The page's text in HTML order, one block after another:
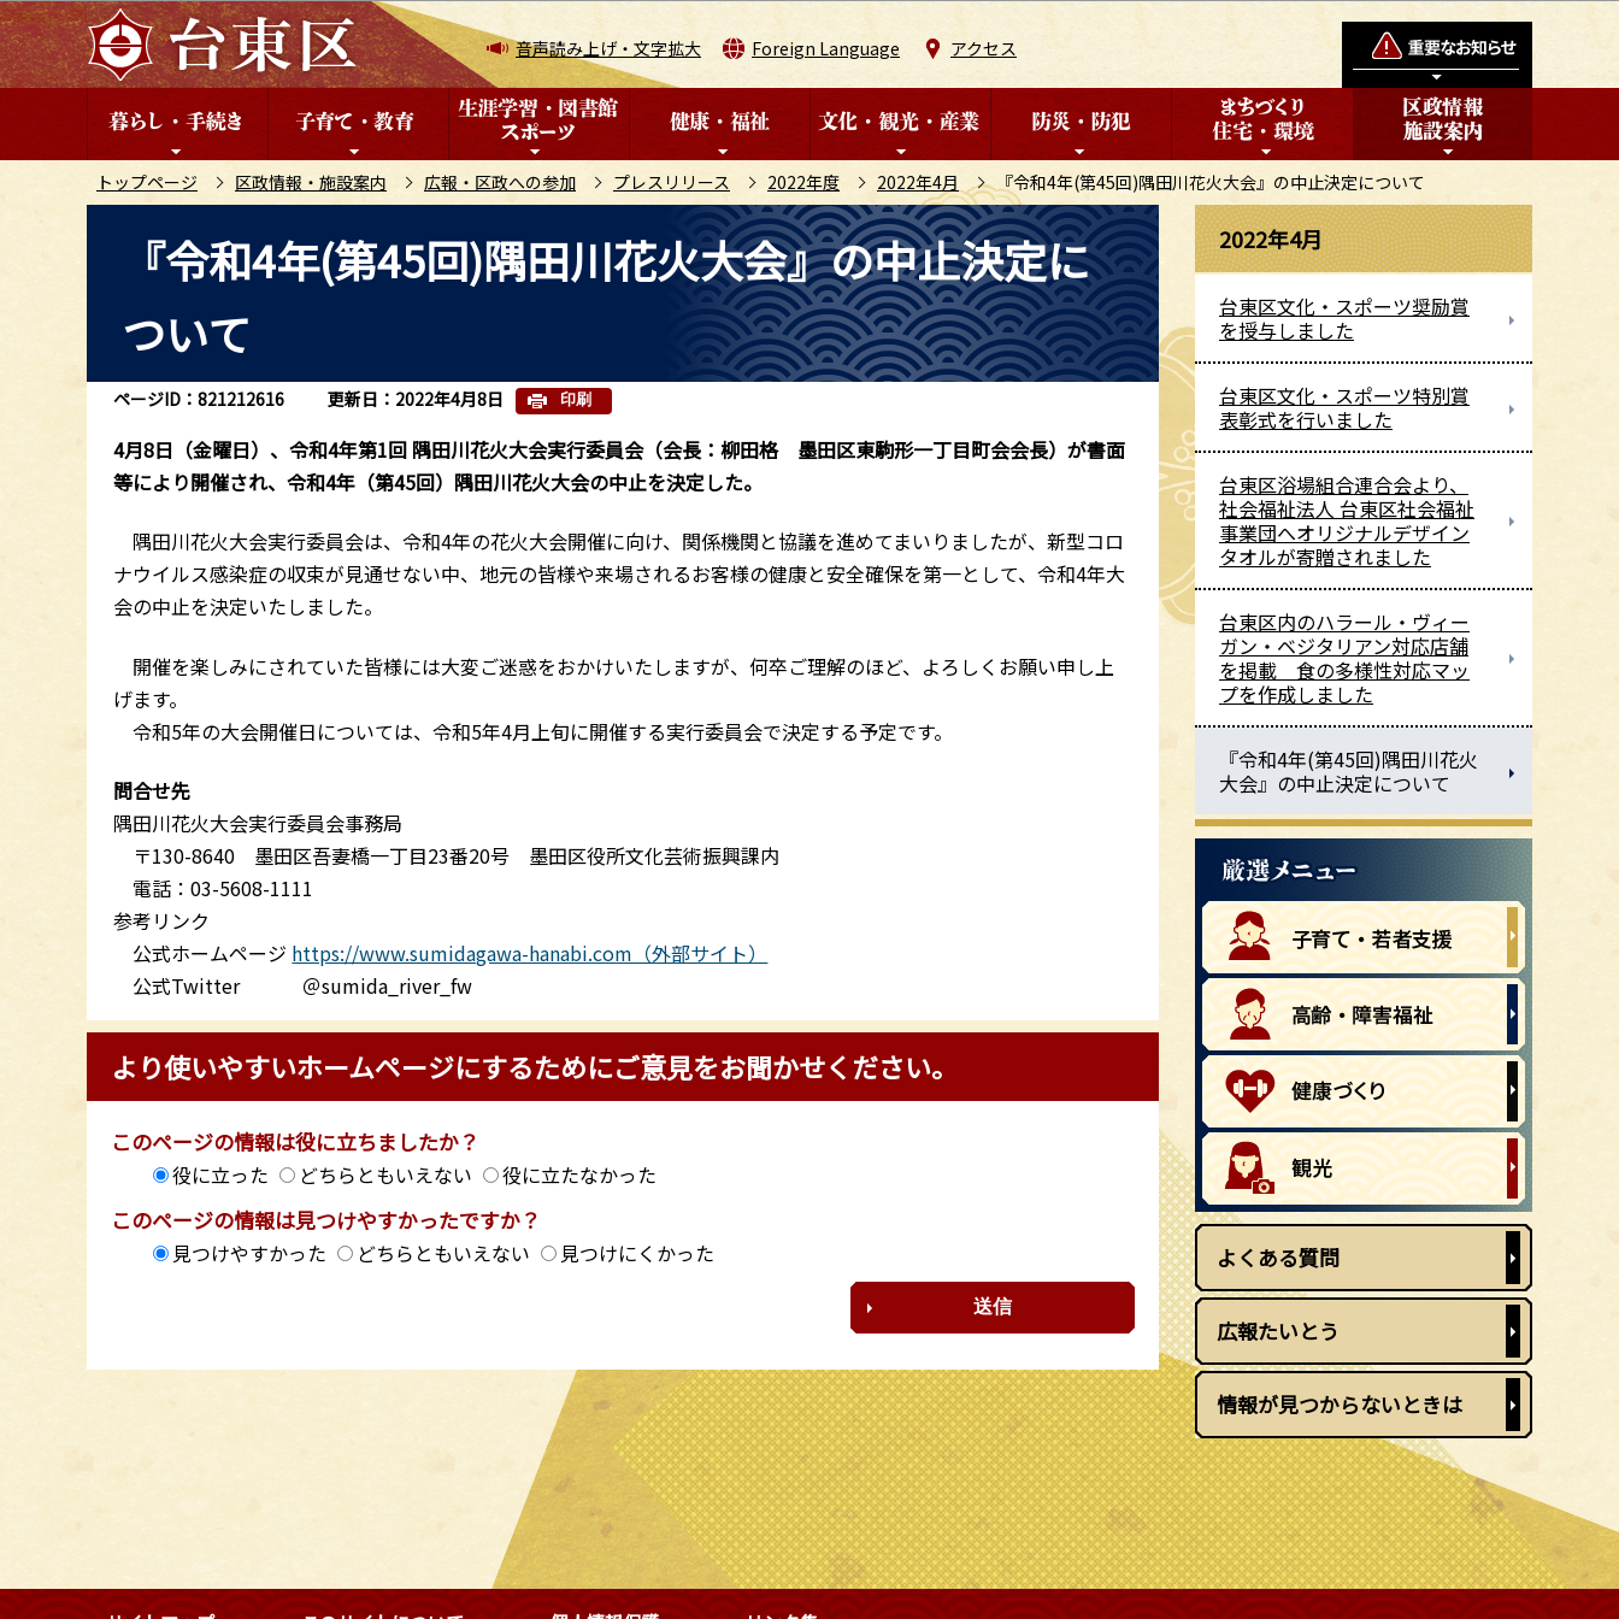
こ
の
ペ
音声読み上げ・文字拡大 Foreign Language アクセス
トップページ 区政情報・施設案内 広報・区政への参加 プレスリリース 2022年度 2022年4月 『令和4年(第45回)隅田川花火大会』の中止決定について
ら
『令和4年(第45回)隅田川花火大会』の中止決定に
ついて
ページID：821212616 更新日：2022年4月8日 印刷
4月8日（金曜日）、令和4年第1回 隅田川花火大会実行委員会（会長：柳田格 墨田区東駒形一丁目町会会長）が書面
等により開催され、令和4年（第45回）隅田川花火大会の中止を決定した。
隅田川花火大会実行委員会は、令和4年の花火大会開催に向け、関係機関と協議を進めてまいりましたが、新型コロ
ナウイルス感染症の収束が見通せない中、地元の皆様や来場されるお客様の健康と安全確保を第一として、令和4年大
会の中止を決定いたしました。
開催を楽しみにされていた皆様には大変ご迷惑をおかけいたしますが、何卒ご理解のほど、よろしくお願い申し上
げます。
令和5年の大会開催日については、令和5年4月上旬に開催する実行委員会で決定する予定です。
問合せ先
隅田川花火大会実行委員会事務局
〒130-8640 墨田区吾妻橋一丁目23番20号 墨田区役所文化芸術振興課内
電話：03-5608-1111
参考リンク
公式ホームページ https://www.sumidagawa-hanabi.com（外部サイト）
公式Twitter ＠sumida_river_fw
より使いやすいホームページにするためにご意見をお聞かせください。
このページの情報は役に立ちましたか？
役に立った どちらともいえない 役に立たなかった
このページの情報は見つけやすかったですか？
見つけやすかった どちらともいえない 見つけにくかった
2022年4月
台東区文化・スポーツ奨励賞
を授与しました
台東区文化・スポーツ特別賞
表彰式を行いました
台東区浴場組合連合会より、
社会福祉法人 台東区社会福祉
事業団へオリジナルデザイン
タオルが寄贈されました
台東区内のハラール・ヴィー
ガン・ベジタリアン対応店舗
を掲載 食の多様性対応マッ
プを作成しました
『令和4年(第45回)隅田川花火
大会』の中止決定について
よくある質問
広報たいとう
情報が見つからないときは